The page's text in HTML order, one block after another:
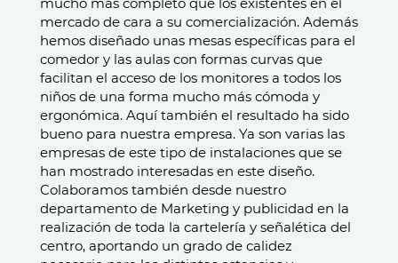
mercado de cara a su comercialización. Además
hemos diseñado unas mesas específicas para el
comedor y las aulas con formas curvas que
facilitan el acceso de los monitores a todos los
niños de una forma mucho más cómoda y
ergonómica. Aquí también el resultado ha sido
bueno para nuestra empresa. Ya son varias las
empresas de este tipo de instalaciones que se
han mostrado interesadas en este diseño.
Colaboramos también desde nuestro
departamento de Marketing y publicidad en la
realización de toda la cartelería y señalética del
centro, aportando un grado de calidez